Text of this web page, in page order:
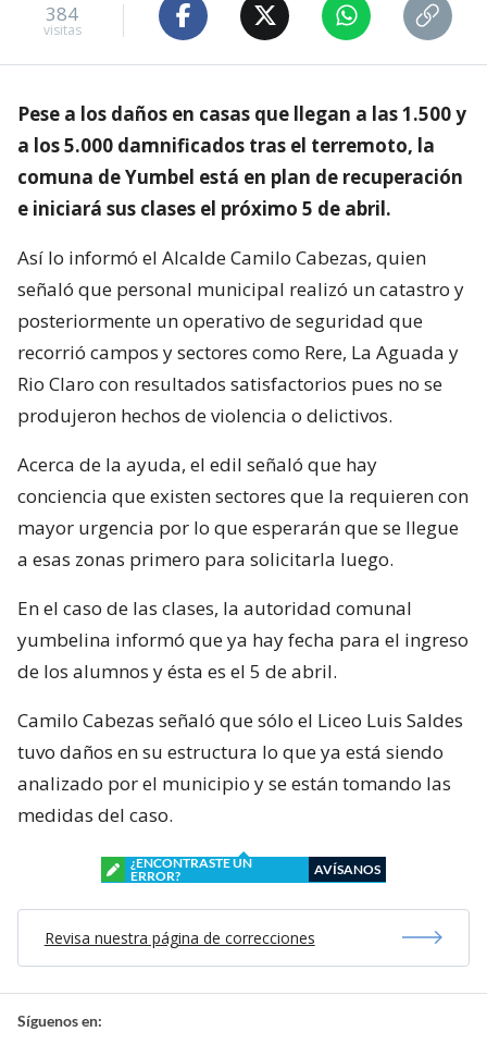
384
visitas
Pese a los daños en casas que llegan a las 1.500 y
a los 5.000 damnificados tras el terremoto, la
comuna de Yumbel está en plan de recuperación
e iniciará sus clases el próximo 5 de abril.
Así lo informó el Alcalde Camilo Cabezas, quien
señaló que personal municipal realizó un catastro y
posteriormente un operativo de seguridad que
recorrió campos y sectores como Rere, La Aguada y
Rio Claro con resultados satisfactorios pues no se
produjeron hechos de violencia o delictivos.
Acerca de la ayuda, el edil señaló que hay
conciencia que existen sectores que la requieren con
mayor urgencia por lo que esperarán que se llegue
a esas zonas primero para solicitarla luego.
En el caso de las clases, la autoridad comunal
yumbelina informó que ya hay fecha para el ingreso
de los alumnos y ésta es el 5 de abril.
Camilo Cabezas señaló que sólo el Liceo Luis Saldes
tuvo daños en su estructura lo que ya está siendo
analizado por el municipio y se están tomando las
medidas del caso.
¿ENCONTRASTE UN
ERROR?
AVÍSANOS
Revisa nuestra página de correcciones
Síguenos en: